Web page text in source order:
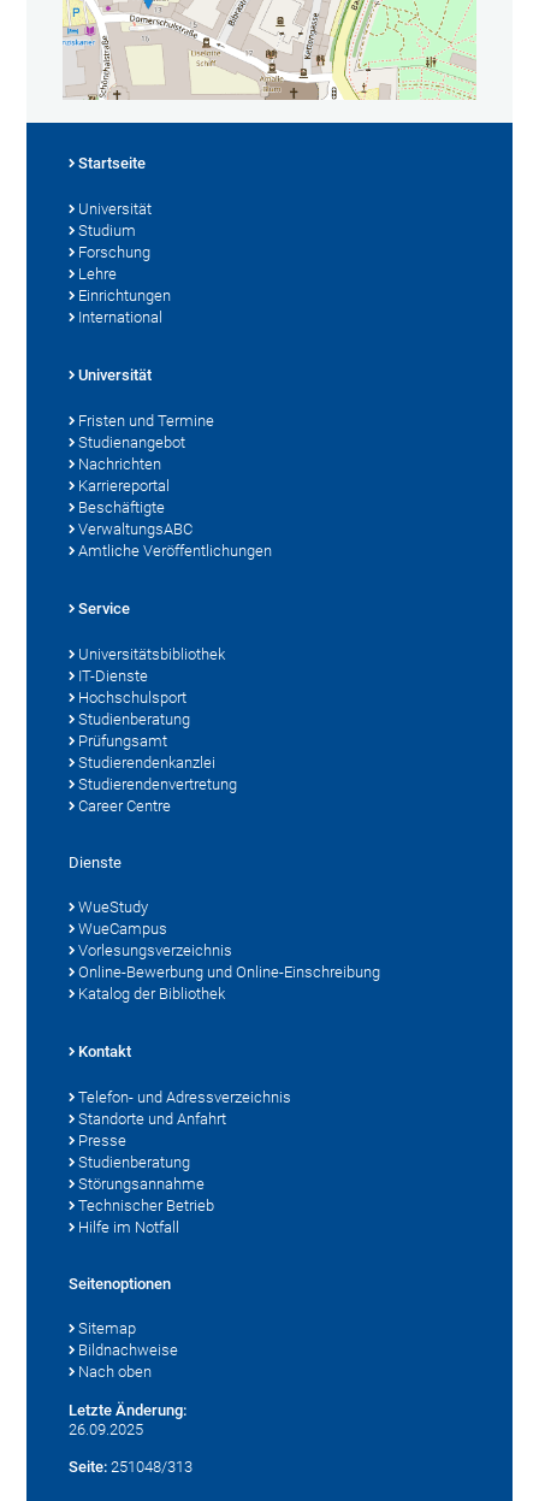
Startseite
Universität
Studium
Forschung
Lehre
Einrichtungen
International
Universität
Fristen und Termine
Studienangebot
Nachrichten
Karriereportal
Beschäftigte
VerwaltungsABC
Amtliche Veröffentlichungen
Service
Universitätsbibliothek
IT-Dienste
Hochschulsport
Studienberatung
Prüfungsamt
Studierendenkanzlei
Studierendenvertretung
Career Centre
Dienste
WueStudy
WueCampus
Vorlesungsverzeichnis
Online-Bewerbung und Online-Einschreibung
Katalog der Bibliothek
Kontakt
Telefon- und Adressverzeichnis
Standorte und Anfahrt
Presse
Studienberatung
Störungsannahme
Technischer Betrieb
Hilfe im Notfall
Seitenoptionen
Sitemap
Bildnachweise
Nach oben
Letzte Änderung:
26.09.2025
Seite: 251048/313